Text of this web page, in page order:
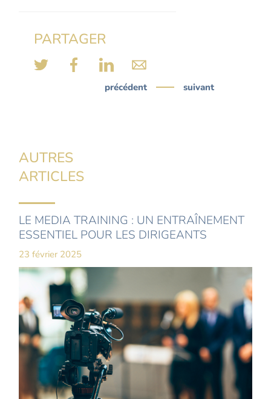
PARTAGER
précédent suivant
AUTRES
ARTICLES
LE MEDIA TRAINING : UN ENTRAÎNEMENT
ESSENTIEL POUR LES DIRIGEANTS
23 février 2025